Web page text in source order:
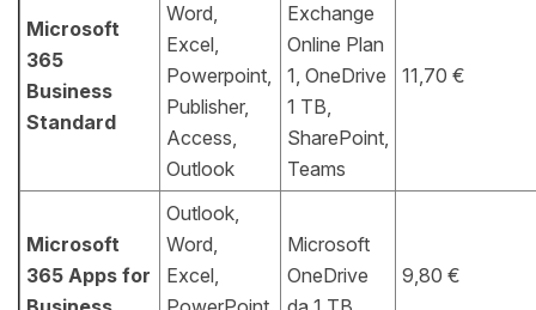
Microsoft
365
Business
Standard
Word,
Excel,
Powerpoint,
Publisher,
Access,
Outlook
Exchange
Online Plan
1, OneDrive
1 TB,
SharePoint,
Teams
11,70 €
Microsoft
365 Apps for
Outlook,
Word,
Excel,
Microsoft
OneDrive
9,80 €